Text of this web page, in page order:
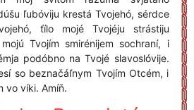
ľubóviju krestá Tvojehó, sérdce
ťílo mojé Tvojéju strástiju
Tvojím smirénijem sochraní, i
podóbno na Tvojé slavoslóvije.
so beznačáľnym Tvojím Otcém, i
vo víki. Amíň.